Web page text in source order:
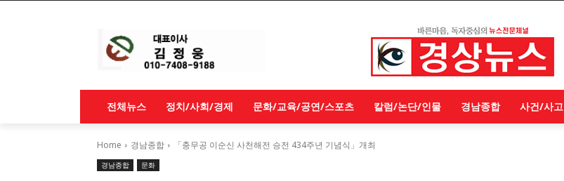
전체뉴스 정치/사회/경제 문화/교육/공연/스포츠 칼럼/논단/인물 경남종합 사건/사고
Home 경남종합 「충무공 이순신 사천해전 승전 434주년 기념식」개최
경남종합 문화